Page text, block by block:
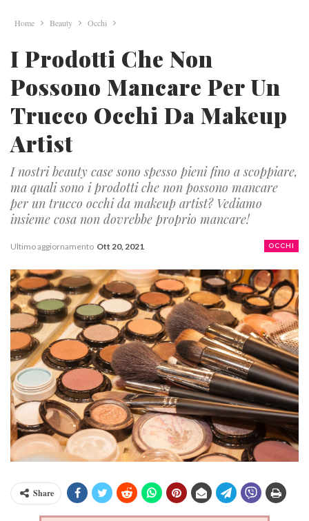
Home Beauty Occhi
I Prodotti Che Non
Possono Mancare Per Un
Trucco Occhi Da Makeup
Artist
I nostri beauty case sono spesso pieni fino a scoppiare,
ma quali sono i prodotti che non possono mancare
per un trucco occhi da makeup artist? Vediamo
insieme cosa non dovrebbe proprio mancare!
OCCHI
Ultimo aggiornamento Ott 20, 2021
Share